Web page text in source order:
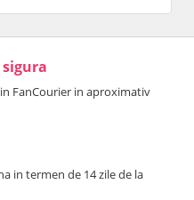
FanCourier in aproximativ
in termen de 14 zile de la